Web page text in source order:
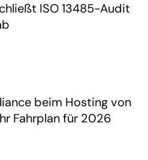
ISO 13485-Audit
beim Hosting von
Fahrplan für 2026